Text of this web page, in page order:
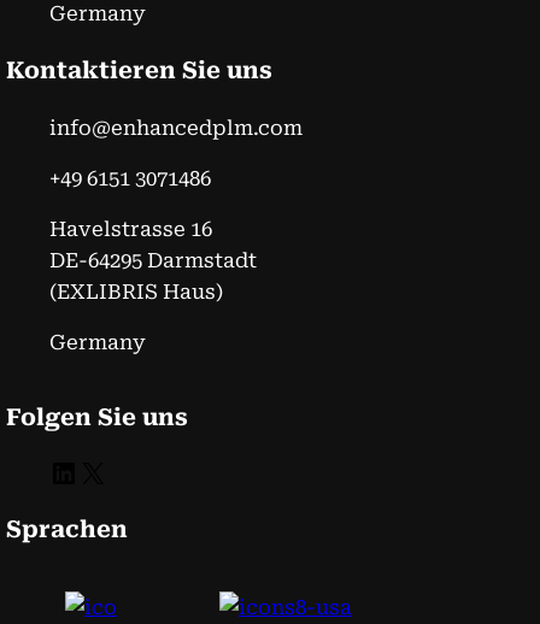
Germany
Kontaktieren Sie uns
info@enhancedplm.com
+49 6151 3071486
Havelstrasse 16
DE-64295 Darmstadt
(EXLIBRIS Haus)
Germany
Folgen Sie uns
Sprachen